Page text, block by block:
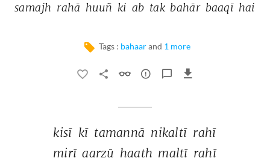
samajh rahā huuñ ki ab tak bahār baaqī hai
Tags : bahaarand 1 more
kisī kī tamannā nikaltī rahī
mirī aarzū haath maltī rahī